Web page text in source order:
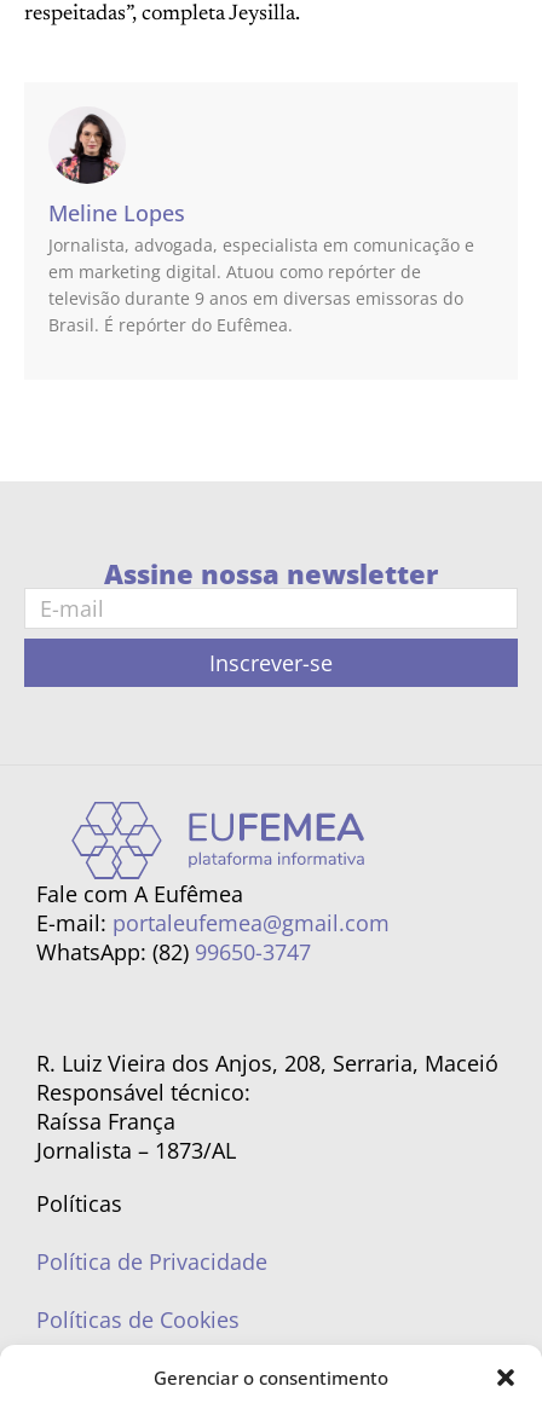
Gerenciar o consentimento
respeitadas”, completa Jeysilla.
Meline Lopes
Jornalista, advogada, especialista em comunicação e
em marketing digital. Atuou como repórter de
televisão durante 9 anos em diversas emissoras do
Brasil. É repórter do Eufêmea.
Assine nossa newsletter
Inscrever-se
Fale com A Eufêmea
E-mail: portaleufemea@gmail.com
WhatsApp: (82) 99650-3747
R. Luiz Vieira dos Anjos, 208, Serraria, Maceió
Responsável técnico:
Raíssa França
Jornalista – 1873/AL
Políticas
Política de Privacidade
Políticas de Cookies